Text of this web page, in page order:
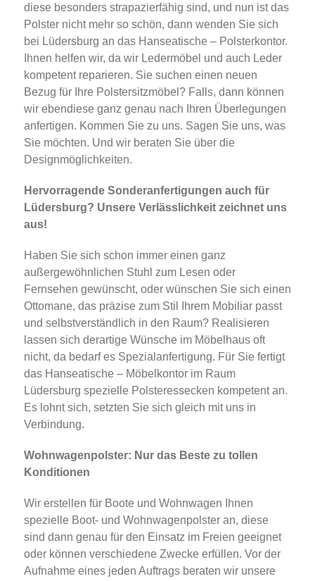
diese besonders strapazierfähig sind, und nun ist das
Polster nicht mehr so schön, dann wenden Sie sich
bei Lüdersburg an das Hanseatische – Polsterkontor.
Ihnen helfen wir, da wir Ledermöbel und auch Leder
kompetent reparieren. Sie suchen einen neuen
Bezug für Ihre Polstersitzmöbel? Falls, dann können
wir ebendiese ganz genau nach Ihren Überlegungen
anfertigen. Kommen Sie zu uns. Sagen Sie uns, was
Sie möchten. Und wir beraten Sie über die
Designmöglichkeiten.
Hervorragende Sonderanfertigungen auch für
Lüdersburg? Unsere Verlässlichkeit zeichnet uns
aus!
Haben Sie sich schon immer einen ganz
außergewöhnlichen Stuhl zum Lesen oder
Fernsehen gewünscht, oder wünschen Sie sich einen
Ottomane, das präzise zum Stil Ihrem Mobiliar passt
und selbstverständlich in den Raum? Realisieren
lassen sich derartige Wünsche im Möbelhaus oft
nicht, da bedarf es Spezialanfertigung. Für Sie fertigt
das Hanseatische – Möbelkontor im Raum
Lüdersburg spezielle Polsteressecken kompetent an.
Es lohnt sich, setzten Sie sich gleich mit uns in
Verbindung.
Wohnwagenpolster: Nur das Beste zu tollen
Konditionen
Wir erstellen für Boote und Wohnwagen Ihnen
spezielle Boot- und Wohnwagenpolster an, diese
sind dann genau für den Einsatz im Freien geeignet
oder können verschiedene Zwecke erfüllen. Vor der
Aufnahme eines jeden Auftrags beraten wir unsere